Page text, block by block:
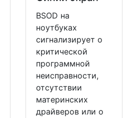
BSOD на
ноутбуках
сигнализирует о
критической
программной
неисправности,
отсутствии
материнских
драйверов или о